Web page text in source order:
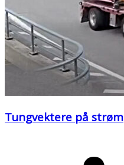
Tungvektere på strøm